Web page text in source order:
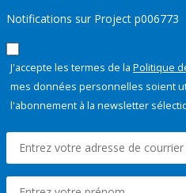
Notifications sur Project p006773
J'accepte les termes de la Politique
mes données personnelles soient
l'abonnement à la newsletter